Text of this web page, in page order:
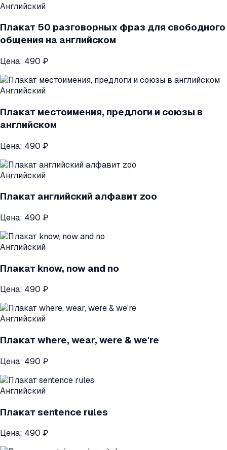
Английский
Плакат 50 разговорных фраз для свободного
общения на английском
Цена: 490 ₽
Английский
Плакат местоимения, предлоги и союзы в
английском
Цена: 490 ₽
Английский
Плакат английский алфавит zoo
Цена: 490 ₽
Английский
Плакат know, now and no
Цена: 490 ₽
Английский
Плакат where, wear, were & we're
Цена: 490 ₽
Английский
Плакат sentence rules
Цена: 490 ₽